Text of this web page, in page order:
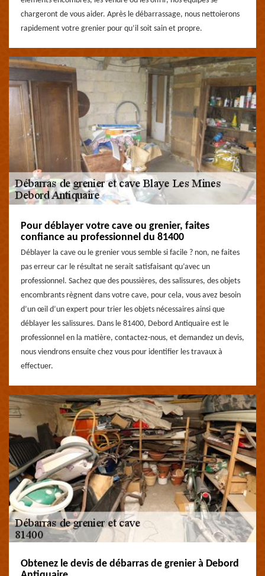
chargeront de vous aider. Après le débarrassage, nous nettoierons
rapidement votre grenier pour qu’il soit sain et propre.
Pour déblayer votre cave ou grenier, faites
confiance au professionnel du 81400
Déblayer la cave ou le grenier vous semble si facile ? non, ne faites
pas erreur car le résultat ne serait satisfaisant qu’avec un
professionnel. Sachez que des poussières, des salissures, des objets
encombrants règnent dans votre cave, pour cela, vous avez besoin
d’un œil d’un expert pour trier les objets nécessaires ainsi que
déblayer les salissures. Dans le 81400, Debord Antiquaire est le
professionnel en la matière, contactez-nous, et demandez un devis,
nous viendrons ensuite chez vous pour identifier les travaux à
effectuer.
Obtenez le devis de débarras de grenier à Debord